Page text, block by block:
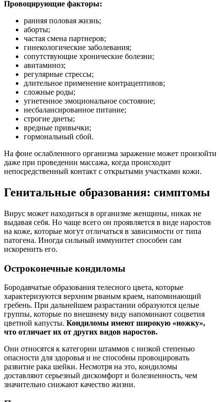
Провоцирующие факторы:
ранняя половая жизнь;
аборты;
частая смена партнеров;
гинекологические заболевания;
сопутствующие хронические болезни;
авитаминоз;
регулярные стрессы;
длительное применение контрацептивов;
сложные роды;
угнетенное эмоциональное состояние;
несбалансированное питание;
строгие диеты;
вредные привычки;
гормональный сбой.
На фоне ослабленного организма заражение может произойти
даже при проведении массажа, когда происходит
непосредственный контакт с открытыми участками кожи.
Генитальные образования: симптомы
Вирус может находиться в организме женщины, никак не
выдавая себя. Но чаще всего он проявляется в виде наростов
на коже, которые могут отличаться в зависимости от типа
патогена. Иногда сильный иммунитет способен сам
искоренить его.
Остроконечные кондиломы
Бородавчатые образования телесного цвета, которые
характеризуются верхним рваным краем, напоминающий
гребень. При дальнейшем разрастании образуются целые
группы, которые по внешнему виду напоминают соцветия
цветной капусты. Кондиломы имеют широкую «ножку»,
что отличает их от других видов наростов.
Они относятся к категории штаммов с низкой степенью
опасности для здоровья и не способны провоцировать
развитие рака шейки. Несмотря на это, кондиломы
доставляют серьезный дискомфорт и болезненность, чем
значительно снижают качество жизни.